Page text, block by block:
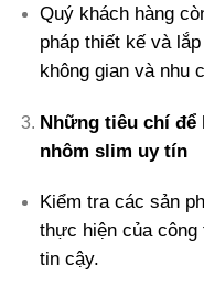
Quý khách hàng
pháp thiết kế và
không gian và nhu
Những tiêu chí để
nhôm slim uy tín
Kiểm tra các sản
thực hiện của
tin cậy.